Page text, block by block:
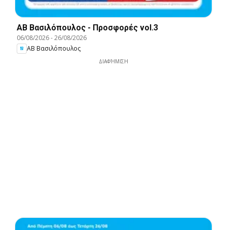
ΑΒ Βασιλόπουλος - Προσφορές vol.3
06/08/2026-26/08/2026
ΑΒ Βασιλόπουλος
ΔΙΑΦΉΜΙΣΗ